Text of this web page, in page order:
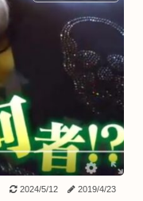
2024/5/12 2019/4/23